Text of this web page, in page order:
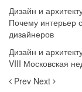
Дизайн и
Почему интерьер
дизайнеров
Дизайн и
VIII Московская
Prev Next